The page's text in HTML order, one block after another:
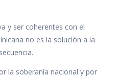
y ser coherentes con el
no es la solución a la
la soberanía nacional y por